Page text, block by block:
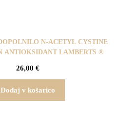
N-ACETYL CYSTINE
ANTIOKSIDANT LAMBERTS ®
26,00 €
Dodaj v košarico